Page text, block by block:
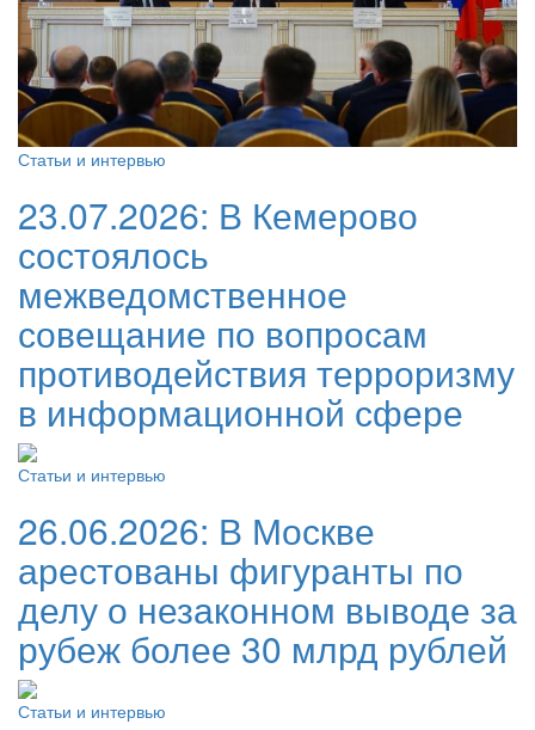
Статьи и интервью
23.07.2026: В Кемерово
состоялось
межведомственное
совещание по вопросам
противодействия терроризму
в информационной сфере
Статьи и интервью
26.06.2026: В Москве
арестованы фигуранты по
делу о незаконном выводе за
рубеж более 30 млрд рублей
Статьи и интервью